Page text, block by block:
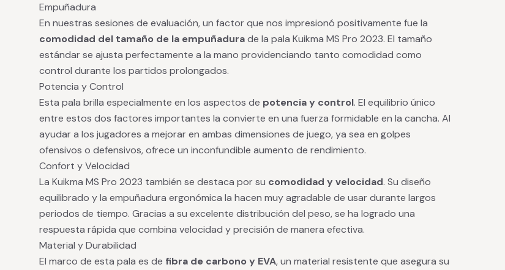
Empuñadura
En nuestras sesiones de evaluación, un factor que nos impresionó positivamente fue la
comodidad del tamaño de la empuñadurade la pala Kuikma MS Pro 2023. El tamaño
estándar se ajusta perfectamente a la mano providenciando tanto comodidad como
control durante los partidos prolongados.
Potencia y Control
Esta pala brilla especialmente en los aspectos de potencia y control. El equilibrio único
entre estos dos factores importantes la convierte en una fuerza formidable en la cancha. Al
ayudar a los jugadores a mejorar en ambas dimensiones de juego, ya sea en golpes
ofensivos o defensivos, ofrece un inconfundible aumento de rendimiento.
Confort y Velocidad
La Kuikma MS Pro 2023 también se destaca por su comodidad y velocidad. Su diseño
equilibrado y la empuñadura ergonómica la hacen muy agradable de usar durante largos
periodos de tiempo. Gracias a su excelente distribución del peso, se ha logrado una
respuesta rápida que combina velocidad y precisión de manera efectiva.
Material y Durabilidad
El marco de esta pala es de fibra de carbono y EVA, un material resistente que asegura su